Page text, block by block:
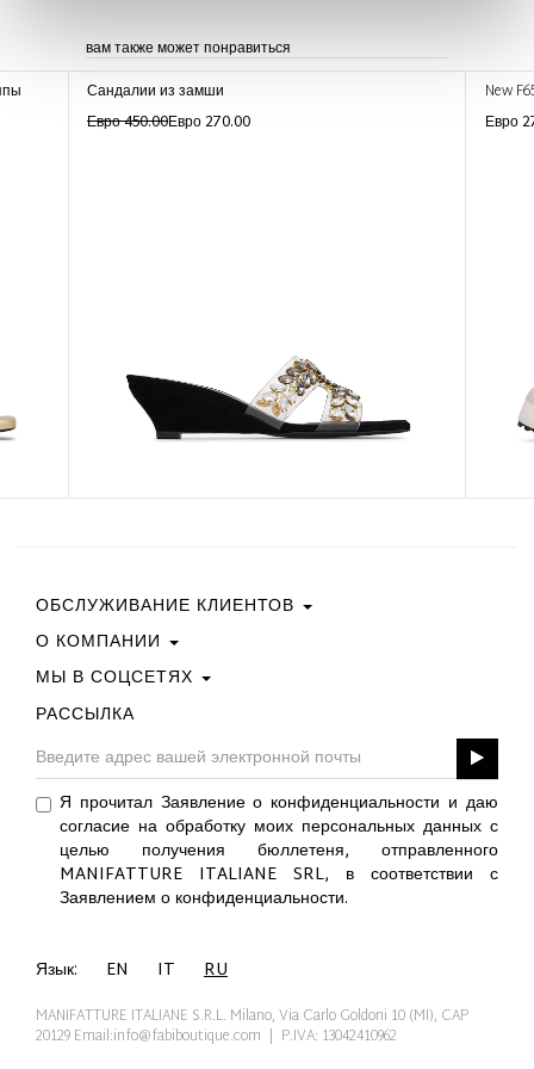
вам также может понравиться
Сандалии из замши
Евро 450.00Евро 270.00
New
Евро
ОБСЛУЖИВАНИЕ КЛИЕНТОВ
Свяжитесь С Нами
Условия Покупки
Руководство По Выбору Размера
О КОМПАНИИ
Политика Конфиденциальности
Политика В Отношении Файлов Cookie
GPSR
МЫ В СОЦСЕТЯХ
Facebook
Instagram
Pinterest
Twitter
YouTube
LinkedIn
РАССЫЛКА
Я прочитал Заявление о конфиденциальности и даю
согласие на обработку моих персональных данных с
целью получения бюллетеня, отправленного
MANIFATTURE ITALIANE SRL, в соответствии с
Заявлением о конфиденциальности.
Язык: EN IT RU
MANIFATTURE ITALIANE S.R.L. Milano, Via Carlo Goldoni 10 (MI), CAP
20129Email:info@fabiboutique.com | P.IVA: 13042410962